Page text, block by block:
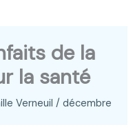
de la
la santé
Verneuil/décembre